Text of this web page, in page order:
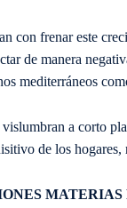
con frenar este
de manera
mediterráneos
a corto
de los
MATERIAS